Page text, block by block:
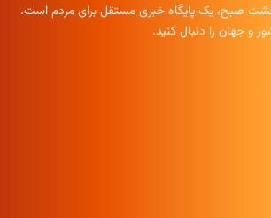
صبح، یک پایگاه خبری مستقل برای مردم است.
و جهان را دنبال کنید.